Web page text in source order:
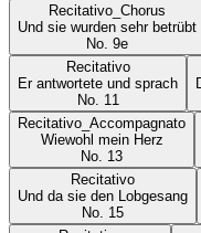
Recitativo_Chorus
Und sie wurden sehr betrübt
No. 9e
Recitativo
Er antwortete und sprach
No. 11
Recitativo_Accompagnato
Wiewohl mein Herz
No. 13
Recitativo
Und da sie den Lobgesang
No. 15